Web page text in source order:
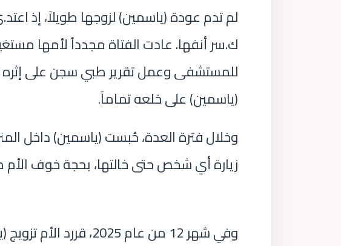
لم تدم عودة (ياسمين) لزوجها طويلاً، إذ
ك.سر أنفها. عادت الفتاة مجدداً لأمها
(ياسمين) على خلعه تماماً.
وخلال فترة العدة، حُبست (ياسمين) داخل
زيارة أي شخص حتى خالتها، بحجة خوف الأم
وفي شهر 12 من عام